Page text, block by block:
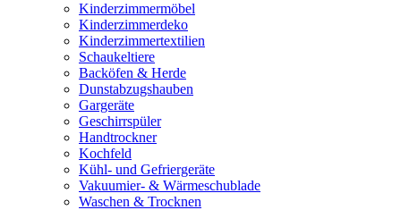
Kinderzimmermöbel
Kinderzimmerdeko
Kinderzimmertextilien
Schaukeltiere
Backöfen & Herde
Dunstabzugshauben
Gargeräte
Geschirrspüler
Handtrockner
Kochfeld
Kühl- und Gefriergeräte
Vakuumier- & Wärmeschublade
Waschen & Trocknen